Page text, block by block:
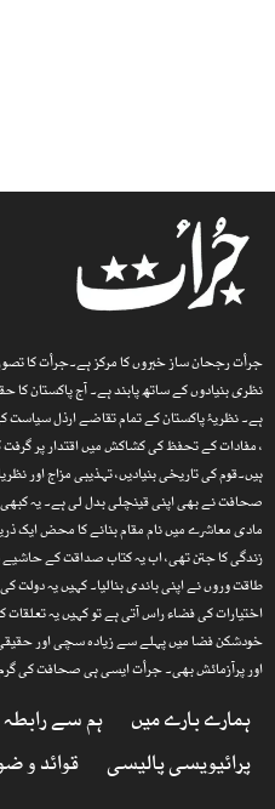
جرأت رجحان ساز خبروں کا مرکز ہے۔جرأت کا
نظری بنیادوں کے ساتھ پابند ہے۔ آج پاکستان
ہے۔ نظریۂ پاکستان کے تمام تقاضے ارذل
، مفادات کے تحفظ کی کشاکش میں اقتدار پر
ہیں۔قوم کی تاریخی بنیادیں، تہذیبی مزاج
صحافت نے بھی اپنی قینچلی بدل لی ہے۔ یہ
مادی معاشرے میں نام مقام بنانے کا محض ایک
زندگی کا جتن تھی، اب یہ کتاب صداقت کے
طاقت وروں نے اپنی باندی بنالیا۔ کہیں یہ
اختیارات کی فضاء راس آتی ہے تو کہیں یہ
خودشکن فضا میں پہلے سے زیادہ سچی اور
اور پرآزمائش بھی۔ جرأت ایسی ہی صحافت کی
ہمارے بارے میں ہم سے رابطہ
پرائیویسی پالیسی
قوائد و